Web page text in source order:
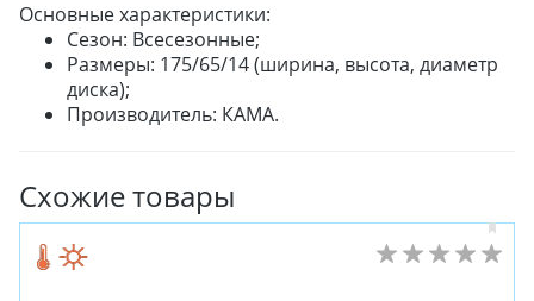
Основные характеристики:
Сезон: Всесезонные;
Размеры: 175/65/14 (ширина, высота, диаметр
диска);
Производитель: КАМА.
Схожие товары